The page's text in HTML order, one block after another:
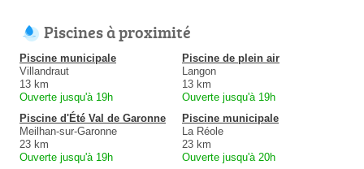
Piscines à proximité
Piscine municipale
Villandraut
13 km
Ouverte jusqu'à 19h
Piscine de plein air
Langon
13 km
Ouverte jusqu'à 19h
Piscine d'Été Val de Garonne
Meilhan-sur-Garonne
23 km
Ouverte jusqu'à 19h
Piscine municipale
La Réole
23 km
Ouverte jusqu'à 20h